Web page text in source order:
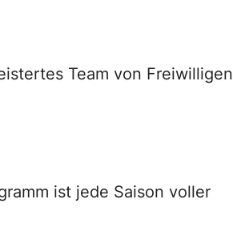
Team von Freiwilligen
ist jede Saison voller